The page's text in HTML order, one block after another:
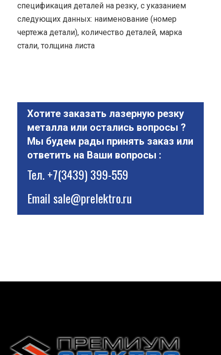
спецификация деталей на резку, с указанием
следующих данных: наименование (номер
чертежа детали), количество деталей, марка
стали, толщина листа
Хотите заказать лазерную резку
металла или остались вопросы ?
Мы будем рады принять заказ или
ответить на Ваши вопросы :
Тел.+7(3439) 399-559
Emailsale@prelektro.ru